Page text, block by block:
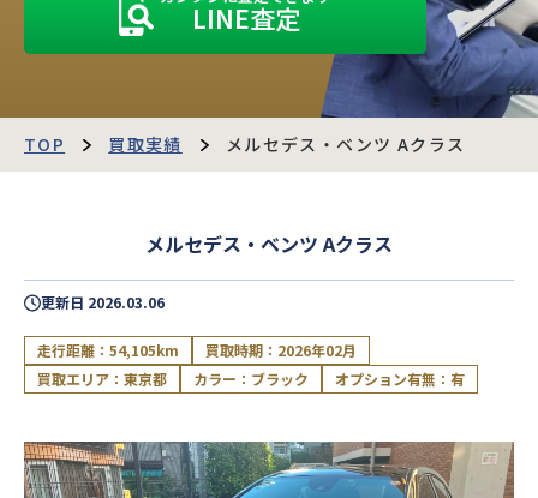
お客様の声
運営会社
最強買取マガジン
LINE査定
TOP 買取実績 メルセデス・ベンツ Aクラス
メルセデス・ベンツ Aクラス
更新日 2026.03.06
走行距離：54,105km
買取時期：2026年02月
買取エリア：東京都
カラー：ブラック オプション有無：有